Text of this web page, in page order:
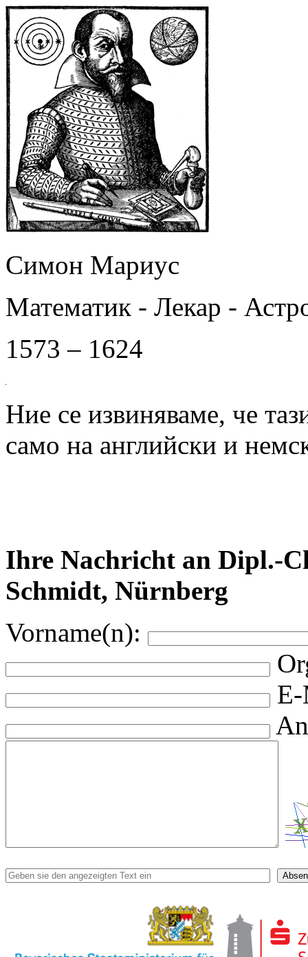
Симон Мариус
Математик - Лекар -
1573 – 1624
Ние се извиняваме, че
само на английски и
Ihre Nachricht an Dipl.-
Schmidt, Nürnberg
Vorname(n):